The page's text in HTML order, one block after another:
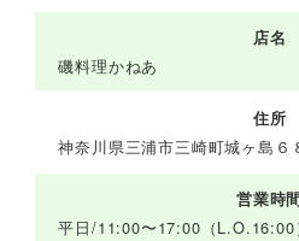
店名
磯料理かねあ
住所
神奈川県三浦市三崎町城ヶ島６
営業時
平日/11:00〜17:00（L.O.16:00